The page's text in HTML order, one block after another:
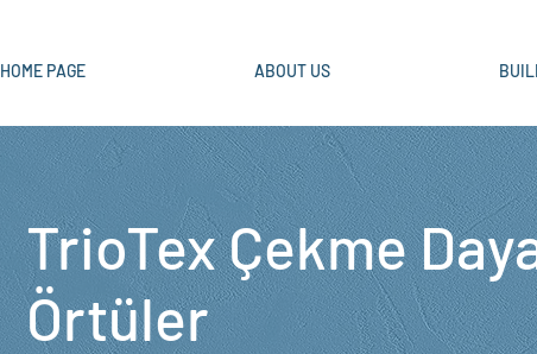
HOME PAGE ABOUT US
TrioTex Çekme
Örtüler